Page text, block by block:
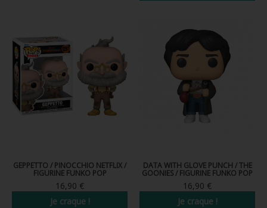
GEPPETTO / PINOCCHIO NETFLIX /
FIGURINE FUNKO POP
16,90 €
Je craque !
DATA WITH GLOVE PUNCH / THE
GOONIES / FIGURINE FUNKO POP
16,90 €
Je craque !